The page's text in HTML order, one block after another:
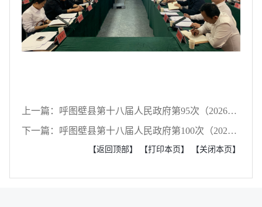
上一篇：呼图壁县第十八届人民政府第95次（2026年第8次）常务会议
下一篇：呼图壁县第十八届人民政府第100次（2026年第13次）常务会议
【返回顶部】 【打印本页】 【关闭本页】